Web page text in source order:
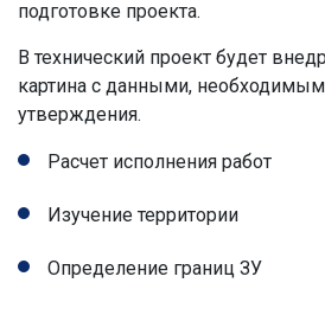
подготовке проекта.
В технический проект будет
картина с данными,
утверждения.
Расчет исполнения работ
Изучение территории
Определение границ ЗУ